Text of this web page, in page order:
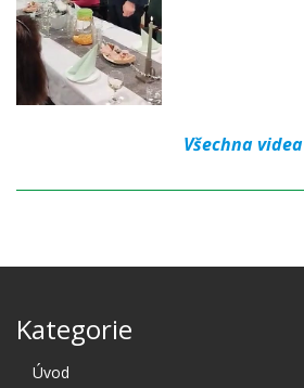
Všechna videa
Kategorie
Úvod